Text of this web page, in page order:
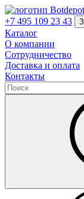
+7 495 109 23 43
Каталог
О компании
Сотрудничество
Доставка и оплата
Контакты